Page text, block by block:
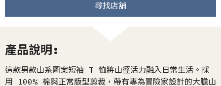
尋找店舖
產品說明:
這款男款山系圖案短袖 T 恤將山徑活力融入日常生活。採
用 100% 棉與正常版型剪裁，帶有專為冒險家設計的大膽山